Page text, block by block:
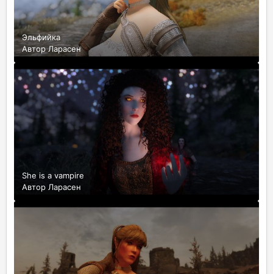
Эльфийка
АвторЛарасен
She is a vampire
Автор Ларасен